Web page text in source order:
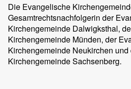
Die Evangelische
Gesamtrechtsnachfolgerin der
Kirchengemeinde Dalwigksthal,
Kirchengemeinde Münden, der
Kirchengemeinde Neukirchen
Kirchengemeinde Sachsenberg.